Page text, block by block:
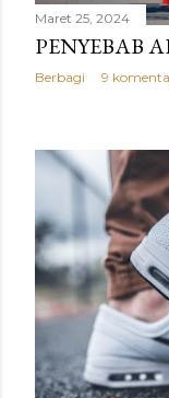
Maret 25, 2024
PENYEBAB
Berbagi 9